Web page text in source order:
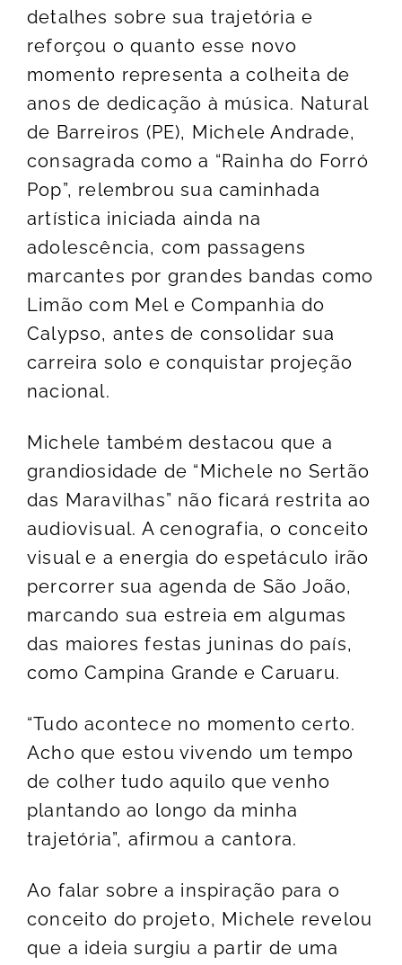
detalhes sobre sua trajetória e
reforçou o quanto esse novo
momento representa a colheita de
anos de dedicação à música. Natural
de Barreiros (PE), Michele Andrade,
consagrada como a “Rainha do Forró
Pop”, relembrou sua caminhada
artística iniciada ainda na
adolescência, com passagens
marcantes por grandes bandas como
Limão com Mel e Companhia do
Calypso, antes de consolidar sua
carreira solo e conquistar projeção
nacional.
Michele também destacou que a
grandiosidade de “Michele no Sertão
das Maravilhas” não ficará restrita ao
audiovisual. A cenografia, o conceito
visual e a energia do espetáculo irão
percorrer sua agenda de São João,
marcando sua estreia em algumas
das maiores festas juninas do país,
como Campina Grande e Caruaru.
“Tudo acontece no momento certo.
Acho que estou vivendo um tempo
de colher tudo aquilo que venho
plantando ao longo da minha
trajetória”, afirmou a cantora.
Ao falar sobre a inspiração para o
conceito do projeto, Michele revelou
que a ideia surgiu a partir de uma